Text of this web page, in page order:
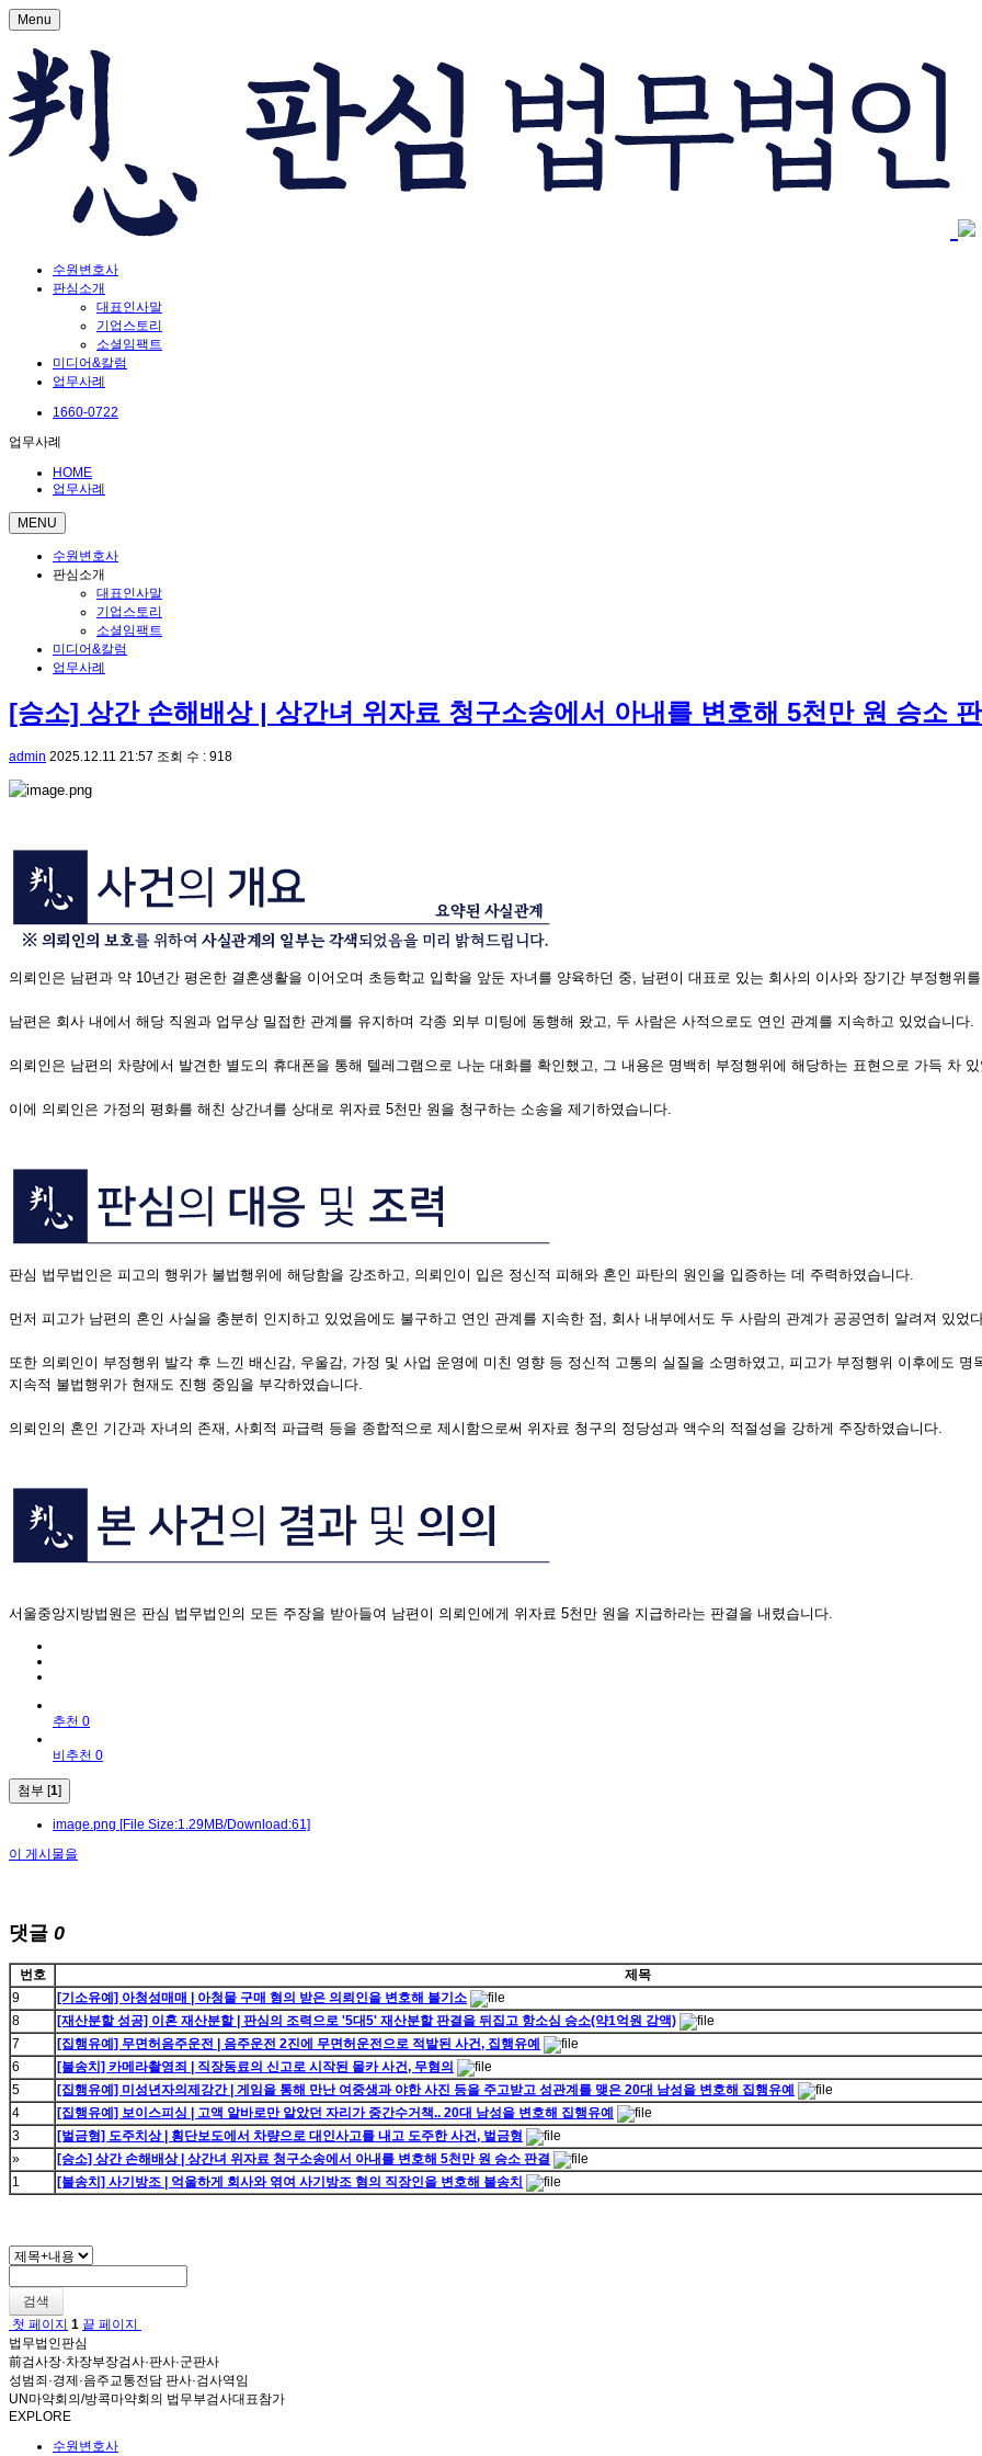
Menu
수원변호사
판심소개
대표인사말
기업스토리
소셜임팩트
미디어&칼럼
업무사례
1660-0722
업무사례
HOME
업무사례
MENU
수원변호사
판심소개
대표인사말
기업스토리
소셜임팩트
미디어&칼럼
업무사례
[승소] 상간 손해배상 | 상간녀 위자료 청구소송에서 아내를 변호해 5천만 원 승소 판
admin 2025.12.11 21:57 조회 수 : 918
의뢰인은 남편과 약 10년간 평온한 결혼생활을 이어오며 초등학교 입학을 앞둔 자녀를 양육하던 중, 남편이 대표로 있는 회사의 이사와 장기간 부정행위
남편은 회사 내에서 해당 직원과 업무상 밀접한 관계를 유지하며 각종 외부 미팅에 동행해 왔고, 두 사람은 사적으로도 연인 관계를 지속하고 있었습니다.
의뢰인은 남편의 차량에서 발견한 별도의 휴대폰을 통해 텔레그램으로 나눈 대화를 확인했고, 그 내용은 명백히 부정행위에 해당하는 표현으로 가득 차
이에 의뢰인은 가정의 평화를 해친 상간녀를 상대로 위자료 5천만 원을 청구하는 소송을 제기하였습니다.
판심 법무법인은 피고의 행위가 불법행위에 해당함을 강조하고, 의뢰인이 입은 정신적 피해와 혼인 파탄의 원인을 입증하는 데 주력하였습니다.
먼저 피고가 남편의 혼인 사실을 충분히 인지하고 있었음에도 불구하고 연인 관계를 지속한 점, 회사 내부에서도 두 사람의 관계가 공공연히 알려져 있었
또한 의뢰인이 부정행위 발각 후 느낀 배신감, 우울감, 가정 및 사업 운영에 미친 영향 등 정신적 고통의 실질을 소명하였고, 피고가 부정행위 이후에도
지속적 불법행위가 현재도 진행 중임을 부각하였습니다.
의뢰인의 혼인 기간과 자녀의 존재, 사회적 파급력 등을 종합적으로 제시함으로써 위자료 청구의 정당성과 액수의 적절성을 강하게 주장하였습니다.
서울중앙지방법원은 판심 법무법인의 모든 주장을 받아들여 남편이 의뢰인에게 위자료 5천만 원을 지급하라는 판결을 내렸습니다.
추천 0
비추천 0
첨부 [1]
image.png [File Size:1.29MB/Download:61]
이 게시물을
댓글 0
번호 제목
9
[기소유예] 아청성매매 | 아청물 구매 혐의 받은 의뢰인을 변호해 불기소
8
[재산분할 성공] 이혼 재산분할 | 판심의 조력으로 '5대5' 재산분할 판결을 뒤집고 항소심 승소(약1억원 감액)
7
[집행유예] 무면허음주운전 | 음주운전 2진에 무면허운전으로 적발된 사건, 집행유예
6
[불송치] 카메라촬영죄 | 직장동료의 신고로 시작된 몰카 사건, 무혐의
5
[집행유예] 미성년자의제강간 | 게임을 통해 만난 여중생과 야한 사진 등을 주고받고 성관계를 맺은 20대 남성을 변호해 집행유예
4
[집행유예] 보이스피싱 | 고액 알바로만 알았던 자리가 중간수거책.. 20대 남성을 변호해 집행유예
3
[벌금형] 도주치상 | 횡단보도에서 차량으로 대인사고를 내고 도주한 사건, 벌금형
»
[승소] 상간 손해배상 | 상간녀 위자료 청구소송에서 아내를 변호해 5천만 원 승소 판결
1
[불송치] 사기방조 | 억울하게 회사와 엮여 사기방조 혐의 직장인을 변호해 불송치
검색
첫 페이지 1 끝 페이지
법무법인판심
前검사장·차장부장검사·판사·군판사
성범죄·경제·음주교통전담 판사·검사역임
UN마약회의/방콕마약회의 법무부검사대표참가
EXPLORE
수원변호사